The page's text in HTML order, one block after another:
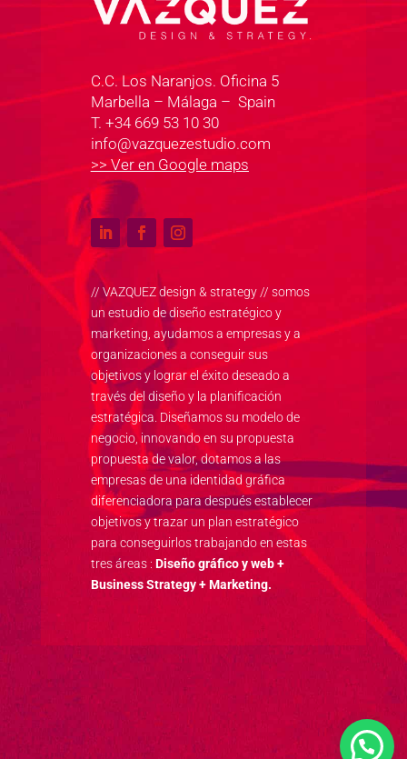
C.C. Los Naranjos. Oficina 5
Marbella – Málaga – Spain
T. +34 669 53 10 30
info@vazquezestudio.com
>> Ver en Google maps
// VAZQUEZ design & strategy // somos
un estudio de diseño estratégico y
marketing, ayudamos a empresas y a
organizaciones a conseguir sus
objetivos y lograr el éxito deseado a
través del diseño y la planificación
estratégica. Diseñamos su modelo de
negocio, innovando en su propuesta
propuesta de valor, dotamos a las
empresas de una identidad gráfica
diferenciadora para después establecer
objetivos y trazar un plan estratégico
para conseguirlos trabajando en estas
tres áreas : Diseño gráfico y web +
Business Strategy + Marketing.